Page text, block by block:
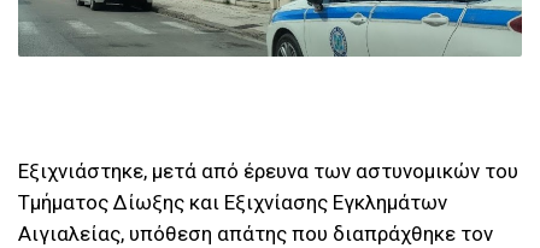
Εξιχνιάστηκε, μετά από έρευνα των αστυνομικών του
Τμήματος Δίωξης και Εξιχνίασης Εγκλημάτων
Αιγιαλείας, υπόθεση απάτης που διαπράχθηκε τον